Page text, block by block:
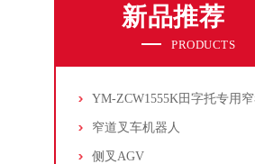
新品推荐
PRODUCTS
窄道叉车机器人
侧叉AGV